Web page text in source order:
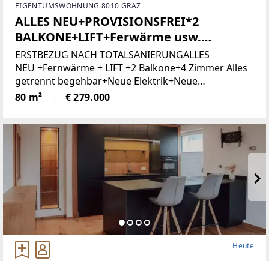
EIGENTUMSWOHNUNG 8010 GRAZ
ALLES NEU+PROVISIONSFREI*2
BALKONE+LIFT+Ferwärme usw.
(Provisionsfrei)
ERSTBEZUG NACH TOTALSANIERUNGALLES
NEU +Fernwärme + LIFT +2 Balkone+4 Zimmer Alles
getrennt begehbar+Neue Elektrik+Neue
Türen+Neues Bad+Neuer Parkett+Neue
80 m² € 279.000
Heute